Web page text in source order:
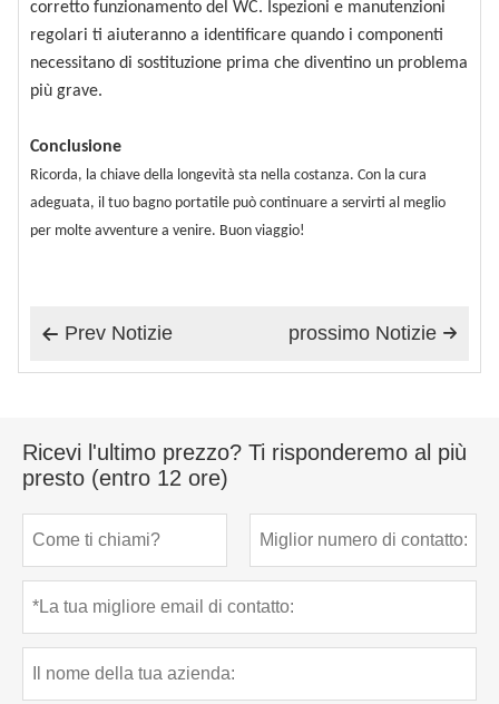
corretto funzionamento del WC. Ispezioni e manutenzioni
regolari ti aiuteranno a identificare quando i componenti
necessitano di sostituzione prima che diventino un problema
più grave.
Conclusione
Ricorda, la chiave della longevità sta nella costanza. Con la cura
adeguata, il tuo bagno portatile può continuare a servirti al meglio
per molte avventure a venire. Buon viaggio!
 Prev Notizie 
prossimo Notizie
Ricevi l'ultimo prezzo? Ti risponderemo al più
presto (entro 12 ore)